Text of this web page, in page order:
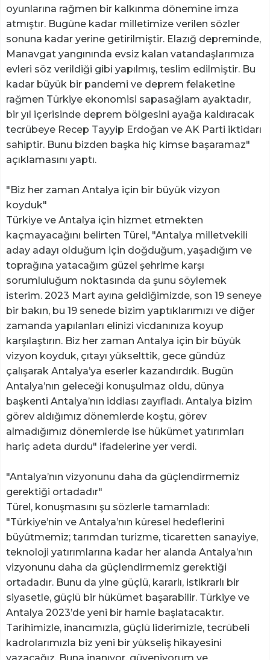
oyunlarına rağmen bir kalkınma dönemine imza
atmıştır. Bugüne kadar milletimize verilen sözler
sonuna kadar yerine getirilmiştir. Elazığ depreminde,
Manavgat yangınında evsiz kalan vatandaşlarımıza
evleri söz verildiği gibi yapılmış, teslim edilmiştir. Bu
kadar büyük bir pandemi ve deprem felaketine
rağmen Türkiye ekonomisi sapasağlam ayaktadır,
bir yıl içerisinde deprem bölgesini ayağa kaldıracak
tecrübeye Recep Tayyip Erdoğan ve AK Parti iktidarı
sahiptir. Bunu bizden başka hiç kimse başaramaz"
açıklamasını yaptı.
"Biz her zaman Antalya için bir büyük vizyon
koyduk"
Türkiye ve Antalya için hizmet etmekten
kaçmayacağını belirten Türel, "Antalya milletvekili
aday adayı olduğum için doğduğum, yaşadığım ve
toprağına yatacağım güzel şehrime karşı
sorumluluğum noktasında da şunu söylemek
isterim. 2023 Mart ayına geldiğimizde, son 19 seneye
bir bakın, bu 19 senede bizim yaptıklarımızı ve diğer
zamanda yapılanları elinizi vicdanınıza koyup
karşılaştırın. Biz her zaman Antalya için bir büyük
vizyon koyduk, çıtayı yükselttik, gece gündüz
çalışarak Antalya’ya eserler kazandırdık. Bugün
Antalya’nın geleceği konuşulmaz oldu, dünya
başkenti Antalya’nın iddiası zayıfladı. Antalya bizim
görev aldığımız dönemlerde koştu, görev
almadığımız dönemlerde ise hükümet yatırımları
hariç adeta durdu" ifadelerine yer verdi.
"Antalya’nın vizyonunu daha da güçlendirmemiz
gerektiği ortadadır"
Türel, konuşmasını şu sözlerle tamamladı:
"Türkiye’nin ve Antalya’nın küresel hedeflerini
büyütmemiz; tarımdan turizme, ticaretten sanayiye,
teknoloji yatırımlarına kadar her alanda Antalya’nın
vizyonunu daha da güçlendirmemiz gerektiği
ortadadır. Bunu da yine güçlü, kararlı, istikrarlı bir
siyasetle, güçlü bir hükümet başarabilir. Türkiye ve
Antalya 2023’de yeni bir hamle başlatacaktır.
Tarihimizle, inancımızla, güçlü liderimizle, tecrübeli
kadrolarımızla biz yeni bir yükseliş hikayesini